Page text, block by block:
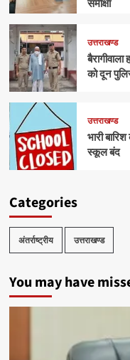
समीक्षा
उत्तराखण्ड
को दून
उत्तराखण्ड
भारी
स्कूल बंद
Categories
अंतर्राष्ट्रीय उत्तराखण्ड
You may have